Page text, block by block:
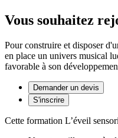
Vous souhaitez
Pour construire et disposer
en place un univers musical
favorable à son
Demander un devis
S'inscrire
Cette formation L’éveil